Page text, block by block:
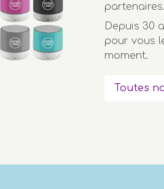
partenaires.
Depuis 30
pour vous
moment.
Toutes